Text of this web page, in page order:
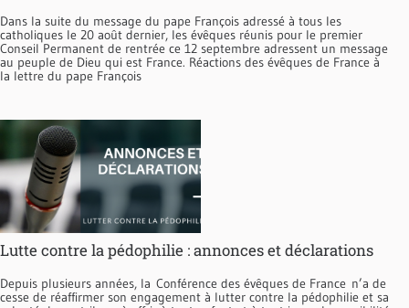
Dans la suite du message du pape François adressé à tous les
catholiques le 20 août dernier, les évêques réunis pour le premier
Conseil Permanent de rentrée ce 12 septembre adressent un message
au peuple de Dieu qui est France. Réactions des évêques de France à
la lettre du pape François
Lutte contre la pédophilie : annonces et déclarations
Depuis plusieurs années, la Conférence des évêques de France n’a de
cesse de réaffirmer son engagement à lutter contre la pédophilie et sa